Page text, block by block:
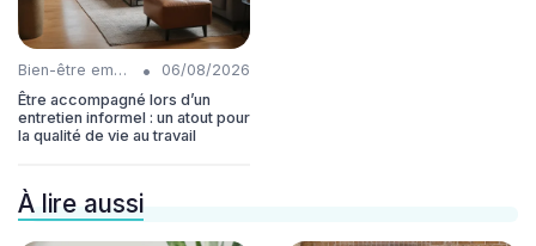
Bien-être employés •
06/08/2026
Être accompagné lors d’un
entretien informel : un atout pour
la qualité de vie au travail
À lire aussi